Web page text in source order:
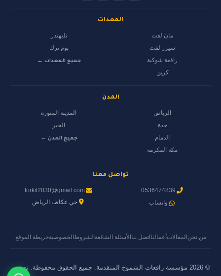
المعدات
مان لفت
سيزر لفت
رافعة شوكية
كرين
تليهندر
بوم ترك
جميع المعدات ←
المدن
الرياض
جدة
الدمام
مكة المكرمة
المدينة المنورة
الخبر
جميع المدن ←
تواصل معنا
0536474839
واتساب
forkif2030@gmail.com
حي عكاظ، الرياض
من نحنالمقالات أعمالنااتصل بناالأسئلة الشائعةالشروط الخصوصيةخريطة الموقع
© 2026 مؤسسة رافعات الشموخ المتقدمة. جميع الحقوق محفوظة. تصميم